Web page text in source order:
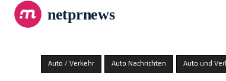
netprnews
Auto / Verkehr Auto Nachrichten Auto und